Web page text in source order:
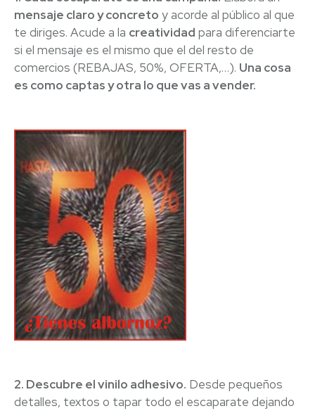
mensaje claro y concreto y acorde al público al que
te diriges. Acude a la creatividad para diferenciarte
si el mensaje es el mismo que el del resto de
comercios (REBAJAS, 50%, OFERTA,…). Una cosa
es como captas y otra lo que vas a vender.
2. Descubre el vinilo adhesivo. Desde pequeños
detalles, textos o tapar todo el escaparate dejando